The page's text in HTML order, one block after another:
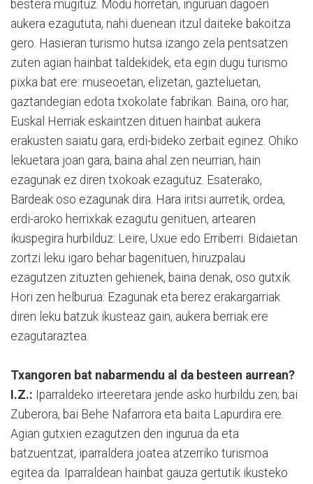
bestera mugituz. Modu horretan, inguruan dagoen
aukera ezagututa, nahi duenean itzul daiteke bakoitza
gero. Hasieran turismo hutsa izango zela pentsatzen
zuten agian hainbat taldekidek, eta egin dugu turismo
pixka bat ere: museoetan, elizetan, gazteluetan,
gaztandegian edota txokolate fabrikan. Baina, oro har,
Euskal Herriak eskaintzen dituen hainbat aukera
erakusten saiatu gara, erdi-bideko zerbait eginez. Ohiko
lekuetara joan gara, baina ahal zen neurrian, hain
ezagunak ez diren txokoak ezagutuz. Esaterako,
Bardeak oso ezagunak dira. Hara iritsi aurretik, ordea,
erdi-aroko herrixkak ezagutu genituen, artearen
ikuspegira hurbilduz: Leire, Uxue edo Erriberri. Bidaietan
zortzi leku igaro behar bagenituen, hiruzpalau
ezagutzen zituzten gehienek, baina denak, oso gutxik.
Hori zen helburua: Ezagunak eta berez erakargarriak
diren leku batzuk ikusteaz gain, aukera berriak ere
ezagutaraztea.
Txangoren bat nabarmendu al da besteen aurrean?
I.Z.: Iparraldeko irteeretara jende asko hurbildu zen; bai
Zuberora, bai Behe Nafarrora eta baita Lapurdira ere.
Agian gutxien ezagutzen den ingurua da eta
batzuentzat, iparraldera joatea atzerriko turismoa
egitea da. Iparraldean hainbat gauza gertutik ikusteko